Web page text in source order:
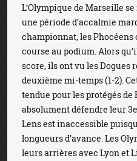
L’Olympique de Marseille
une période d’accalmie
championnat, les
course au podium. Alors
score, ils ont vu les Dogues
deuxième mi-temps (1-2).
tendue pour les protégés
absolument défendre leur
Lens est inaccessible
longueurs d’avance. Les
leurs arrières avec Lyon et